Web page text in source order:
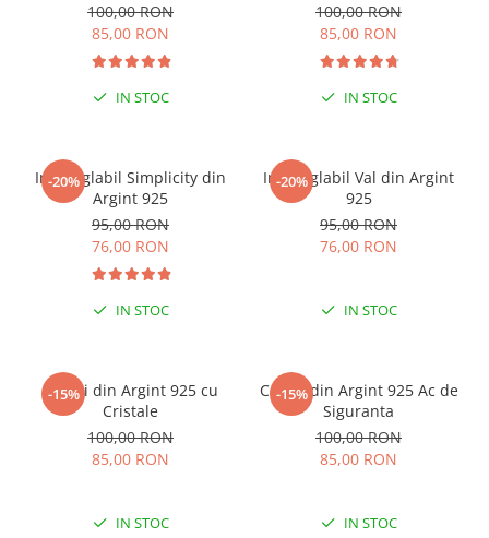
100,00 RON
85,00 RON
IN STOC
100,00 RON
85,00 RON
IN STOC
-20%
Inel reglabil Simplicity din
Argint 925
95,00 RON
76,00 RON
IN STOC
-20%
Inel reglabil Val din Argint
925
95,00 RON
76,00 RON
IN STOC
-15%
Cercei din Argint 925 cu
Cristale
100,00 RON
85,00 RON
IN STOC
-15%
Cercei din Argint 925 Ac de
Siguranta
100,00 RON
85,00 RON
IN STOC